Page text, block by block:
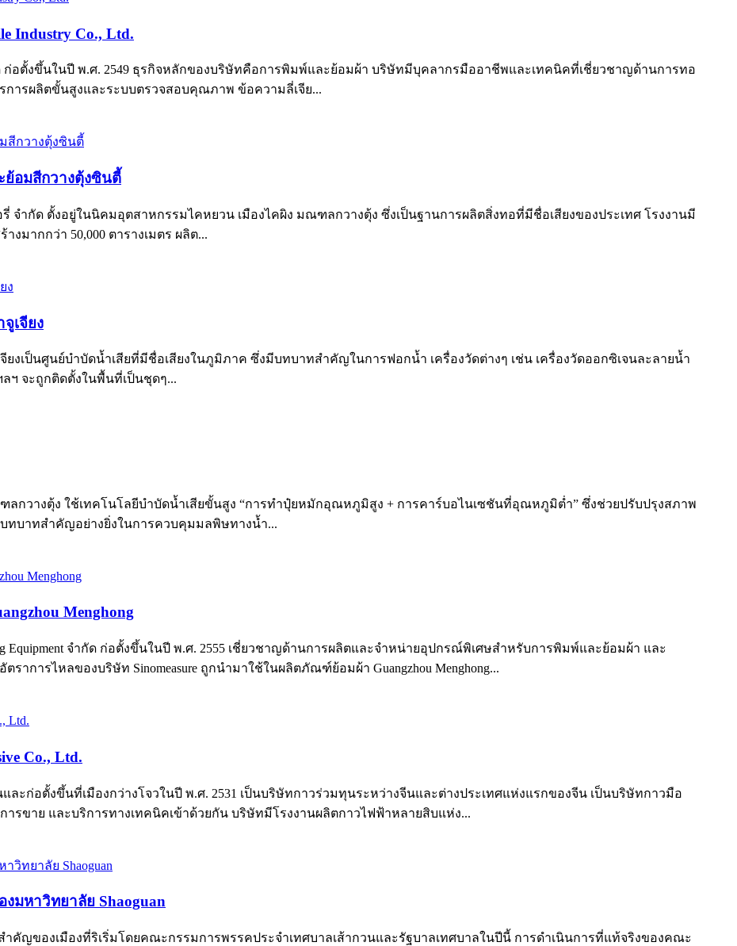
Industry Co., Ltd.
ก่อตั้งขึ้นในปี พ.ศ. 2549 ธุรกิจหลักของบริษัทคือการพิมพ์และย้อมผ้า บริษัทมีบุคลากรมืออาชีพและเทคนิคที่เชี่ยวชาญด้านการทอ
การผลิตขั้นสูงและระบบตรวจสอบคุณภาพ ข้อความลี่เจีย...
ย้อมสีกวางตุ้งซินตี้
จำกัด ตั้งอยู่ในนิคมอุตสาหกรรมไคหยวน เมืองไคผิง มณฑลกวางตุ้ง ซึ่งเป็นฐานการผลิตสิ่งทอที่มีชื่อเสียงของประเทศ โรงงานมี
งมากกว่า 50,000 ตารางเมตร ผลิต...
เจียง
งเป็นศูนย์บำบัดน้ำเสียที่มีชื่อเสียงในภูมิภาค ซึ่งมีบทบาทสำคัญในการฟอกน้ำ เครื่องวัดต่างๆ เช่น เครื่องวัดออกซิเจนละลายน้ำ
ฯ จะถูกติดตั้งในพื้นที่เป็นชุดๆ...
ฑลกวางตุ้ง ใช้เทคโนโลยีบำบัดน้ำเสียขั้นสูง “การทำปุ๋ยหมักอุณหภูมิสูง + การคาร์บอไนเซชันที่อุณหภูมิต่ำ” ซึ่งช่วยปรับปรุงสภาพ
ทบาทสำคัญอย่างยิ่งในการควบคุมมลพิษทางน้ำ...
Menghong
Equipment จำกัด ก่อตั้งขึ้นในปี พ.ศ. 2555 เชี่ยวชาญด้านการผลิตและจำหน่ายอุปกรณ์พิเศษสำหรับการพิมพ์และย้อมผ้า และ
าการไหลของบริษัท Sinomeasure ถูกนำมาใช้ในผลิตภัณฑ์ย้อมผ้า Guangzhou Menghong...
Co., Ltd.
ละก่อตั้งขึ้นที่เมืองกว่างโจวในปี พ.ศ. 2531 เป็นบริษัทกาวร่วมทุนระหว่างจีนและต่างประเทศแห่งแรกของจีน เป็นบริษัทกาวมือ
ขาย และบริการทางเทคนิคเข้าด้วยกัน บริษัทมีโรงงานผลิตกาวไฟฟ้าหลายสิบแห่ง...
มหาวิทยาลัย Shaoguan
ำคัญของเมืองที่ริเริ่มโดยคณะกรรมการพรรคประจำเทศบาลเส้ากวนและรัฐบาลเทศบาลในปีนี้ การดำเนินการที่แท้จริงของคณะ